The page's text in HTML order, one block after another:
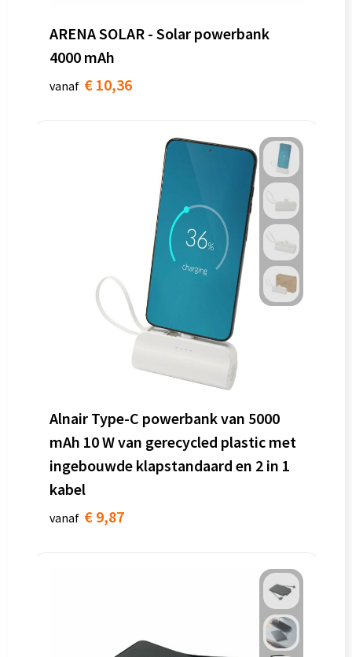
ARENA SOLAR - Solar powerbank
4000 mAh
vanaf € 10,36
Alnair Type-C powerbank van 5000
mAh 10 W van gerecycled plastic met
ingebouwde klapstandaard en 2 in 1
kabel
vanaf € 9,87